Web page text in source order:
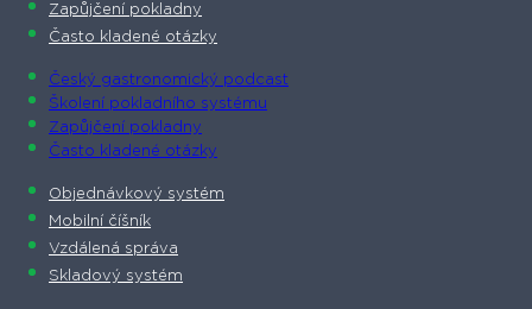
Zapůjčení pokladny
Často kladené otázky
Český gastronomický podcast​
Školení pokladního systému
Zapůjčení pokladny
Často kladené otázky
Objednávkový systém
Mobilní číšník
Vzdálená správa
Skladový systém